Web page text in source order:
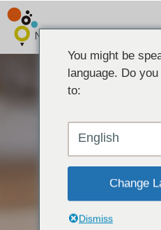
You might be
language. Do
to:
English
Change
Dismiss